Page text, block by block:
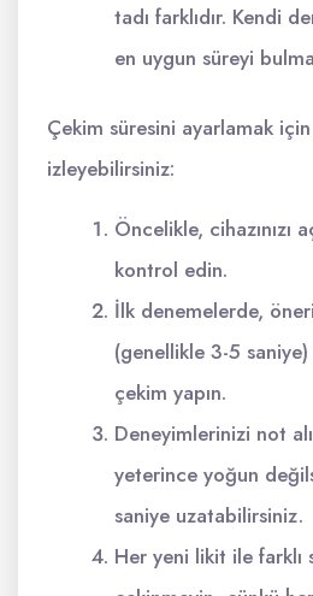
tadı farklıdır. Kendi
en uygun süreyi
Çekim süresini ayarlamak için
izleyebilirsiniz:
Öncelikle, cihazınızı
kontrol edin.
İlk denemelerde,
(genellikle 3-5
çekim yapın.
Deneyimlerinizi not
yeterince yoğun
saniye uzatabilirsiniz.
Her yeni likit ile farklı